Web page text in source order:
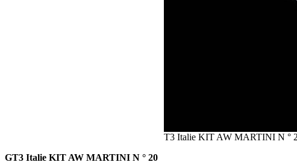
T3 Italie KIT AW MARTINI N °
GT3 Italie KIT AW MARTINI N ° 20